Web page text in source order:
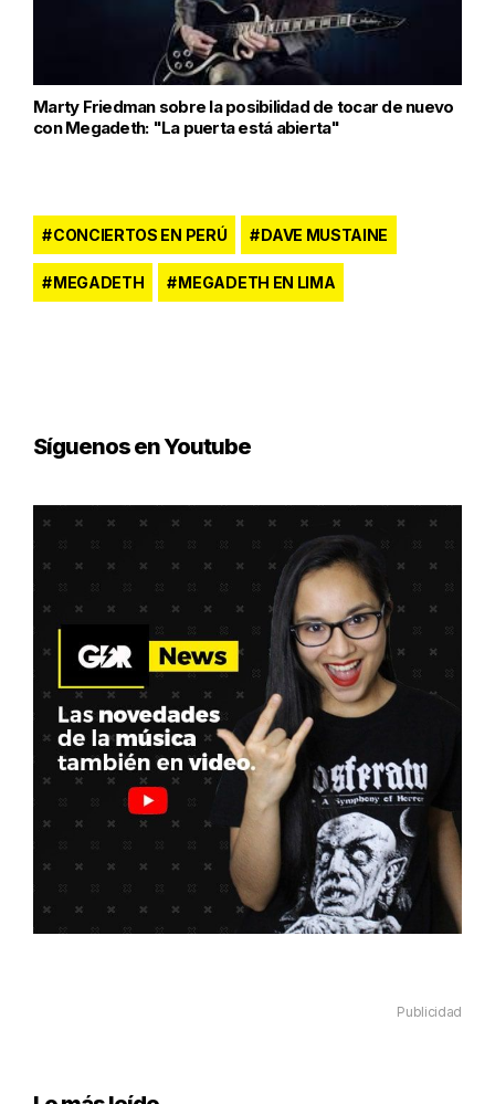
Marty Friedman sobre la posibilidad de tocar de nuevo
con Megadeth: "La puerta está abierta"
CONCIERTOS EN PERÚ DAVE MUSTAINE
MEGADETH MEGADETH EN LIMA
Síguenos en Youtube
Publicidad